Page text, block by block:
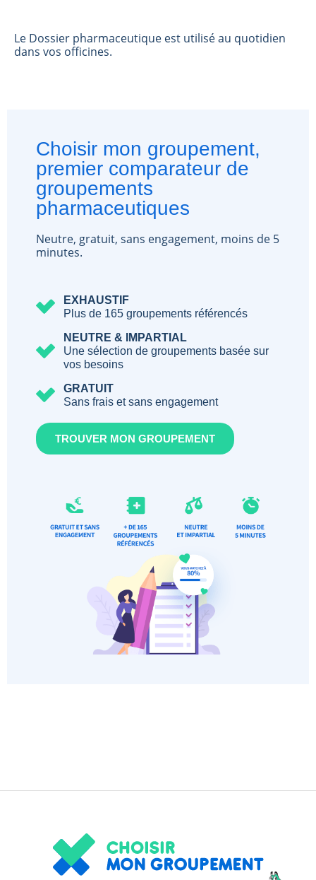
Le Dossier pharmaceutique est utilisé au quotidien
dans vos officines.
Choisir mon groupement,
premier comparateur de
groupements
pharmaceutiques
Neutre, gratuit, sans engagement, moins de 5
minutes.
EXHAUSTIF
Plus de 165 groupements référencés
NEUTRE & IMPARTIAL
Une sélection de groupements basée sur
vos besoins
GRATUIT
Sans frais et sans engagement
TROUVER MON GROUPEMENT